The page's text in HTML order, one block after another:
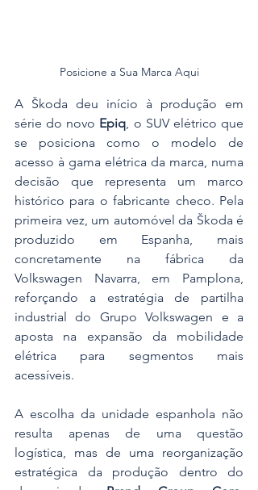
Posicione a Sua Marca Aqui
A Škoda deu início à produção em
série do novo Epiq, o SUV elétrico que
se posiciona como o modelo de
acesso à gama elétrica da marca, numa
decisão que representa um marco
histórico para o fabricante checo. Pela
primeira vez, um automóvel da Škoda é
produzido em Espanha, mais
concretamente na fábrica da
Volkswagen Navarra, em Pamplona,
reforçando a estratégia de partilha
industrial do Grupo Volkswagen e a
aposta na expansão da mobilidade
elétrica para segmentos mais
acessíveis.
A escolha da unidade espanhola não
resulta apenas de uma questão
logística, mas de uma reorganização
estratégica da produção dentro do